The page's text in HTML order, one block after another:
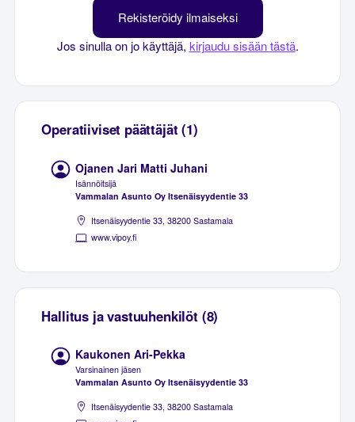
Rekisteröidy ilmaiseksi
Jos sinulla on jo käyttäjä, kirjaudu sisään tästä.
Operatiiviset päättäjät (1)
Ojanen Jari Matti Juhani
Isännöitsijä
Vammalan Asunto Oy Itsenäisyydentie 33
Itsenäisyydentie 33, 38200 Sastamala
www.vipoy.fi
Hallitus ja vastuuhenkilöt (8)
Kaukonen Ari-Pekka
Varsinainen jäsen
Vammalan Asunto Oy Itsenäisyydentie 33
Itsenäisyydentie 33, 38200 Sastamala